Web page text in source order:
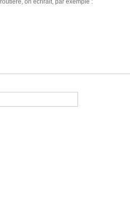
on écrirait, par exemple :